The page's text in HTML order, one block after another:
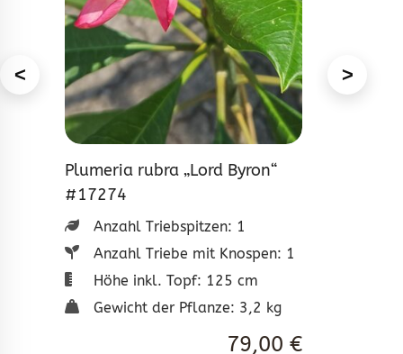
<
Plumeria rubra „Lord Byron“
#17274
Anzahl Triebspitzen: 1
Anzahl Triebe mit Knospen: 1
Höhe inkl. Topf: 125 cm
Gewicht der Pflanze: 3,2 kg
79,00 €
>